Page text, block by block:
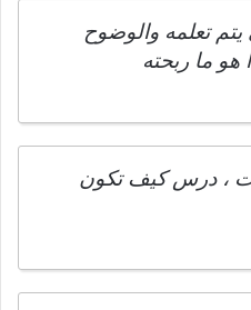
تعلمه والوضوح
هو ما ربحته
، درس كيف تكون